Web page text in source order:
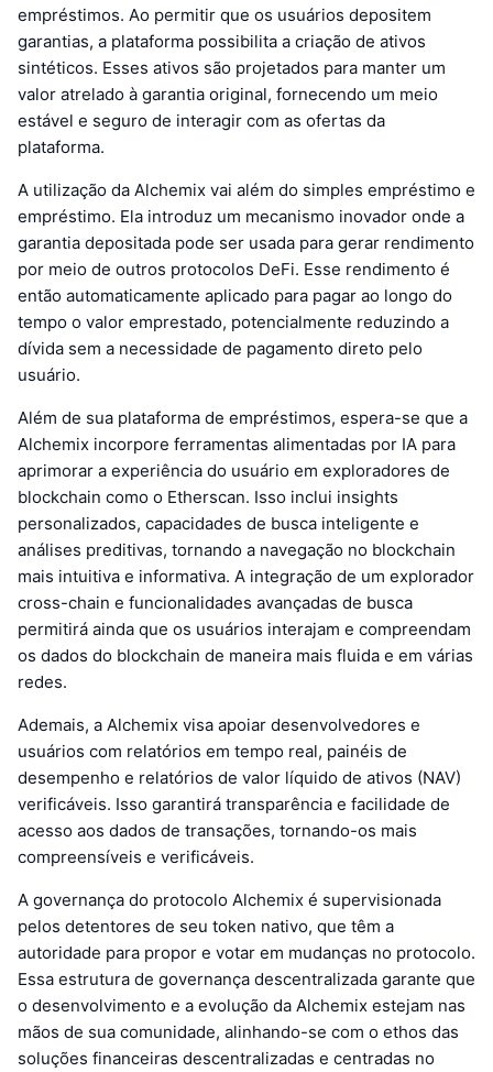
empréstimos. Ao permitir que os usuários depositem
garantias, a plataforma possibilita a criação de ativos
sintéticos. Esses ativos são projetados para manter um
valor atrelado à garantia original, fornecendo um meio
estável e seguro de interagir com as ofertas da
plataforma.
A utilização da Alchemix vai além do simples empréstimo e
empréstimo. Ela introduz um mecanismo inovador onde a
garantia depositada pode ser usada para gerar rendimento
por meio de outros protocolos DeFi. Esse rendimento é
então automaticamente aplicado para pagar ao longo do
tempo o valor emprestado, potencialmente reduzindo a
dívida sem a necessidade de pagamento direto pelo
usuário.
Além de sua plataforma de empréstimos, espera-se que a
Alchemix incorpore ferramentas alimentadas por IA para
aprimorar a experiência do usuário em exploradores de
blockchain como o Etherscan. Isso inclui insights
personalizados, capacidades de busca inteligente e
análises preditivas, tornando a navegação no blockchain
mais intuitiva e informativa. A integração de um explorador
cross-chain e funcionalidades avançadas de busca
permitirá ainda que os usuários interajam e compreendam
os dados do blockchain de maneira mais fluida e em várias
redes.
Ademais, a Alchemix visa apoiar desenvolvedores e
usuários com relatórios em tempo real, painéis de
desempenho e relatórios de valor líquido de ativos (NAV)
verificáveis. Isso garantirá transparência e facilidade de
acesso aos dados de transações, tornando-os mais
compreensíveis e verificáveis.
A governança do protocolo Alchemix é supervisionada
pelos detentores de seu token nativo, que têm a
autoridade para propor e votar em mudanças no protocolo.
Essa estrutura de governança descentralizada garante que
o desenvolvimento e a evolução da Alchemix estejam nas
mãos de sua comunidade, alinhando-se com o ethos das
soluções financeiras descentralizadas e centradas no